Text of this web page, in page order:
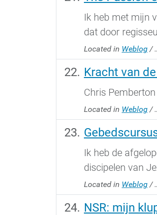
Ik heb met mijn
dat door
Located in Weblog /
Kracht van
Chris
Located in Weblog /
Ik heb de
discipelen van
Located in Weblog /
NSR: mijn